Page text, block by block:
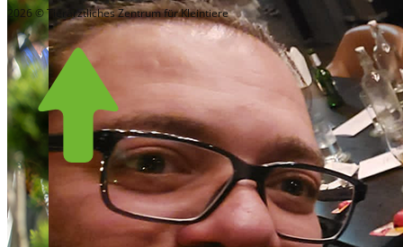
2026 © Tierärztliches Zentrum für Kleintiere